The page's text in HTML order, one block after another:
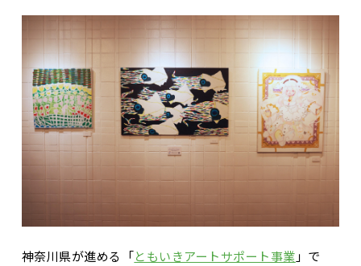
神奈川県が進める「ともいきアートサポート事業 」で